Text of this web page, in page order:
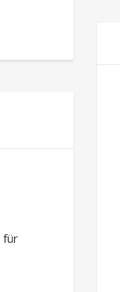
für